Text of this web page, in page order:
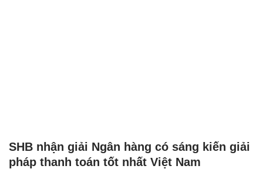
SHB nhận giải Ngân hàng có sáng kiến giải
pháp thanh toán tốt nhất Việt Nam